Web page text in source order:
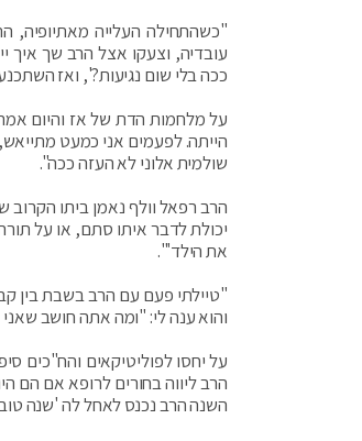
"כשהתחילה העלייה מאתיופיה,
עובדיה, וצעקו אצל הרב שך איך
ככה בלי שום נגיעות?', ואז
על מלחמות הדת של אז והיום
הייתה. לפעמים אני כמעט מתייאש,
שולמית אלוני לא העזה ככה".
הרב רפאל וולף נאמן ביתו
יכולת לדבר איתו סתם, או על
את הילד'".
"טיילתי פעם עם הרב בשבת בין
והוא ענה לי: "ומה אתה חושב
על יחסו לפוליטיקאים והח"כים
הרב ליווה בחורים לרופא אם הם
השנה הרב נכנס לאחל לה 'שנה